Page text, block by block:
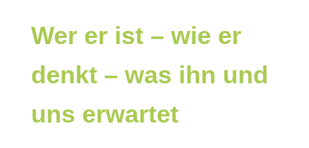
Wer er ist – wie er
denkt – was ihn und
uns erwartet